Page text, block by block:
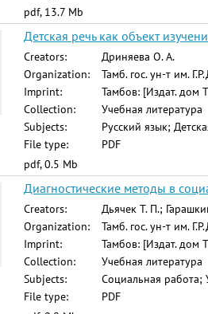
pdf, 13.7 Mb
Детская речь как объект
Creators:
Дриняева О. А.
Organization:
Тамб. гос. ун-т им.
Imprint:
Тамбов: [Издат. дом
Collection:
Учебная литература
Subjects:
Русский язык;
File type:
PDF
pdf, 0.5 Mb
Диагностические методы в
Creators:
Дьячек Т. П.;
Organization:
Тамб. гос. ун-т им.
Imprint:
Тамбов: [Издат. дом
Collection:
Учебная литература
Subjects:
Социальная работа;
File type:
PDF